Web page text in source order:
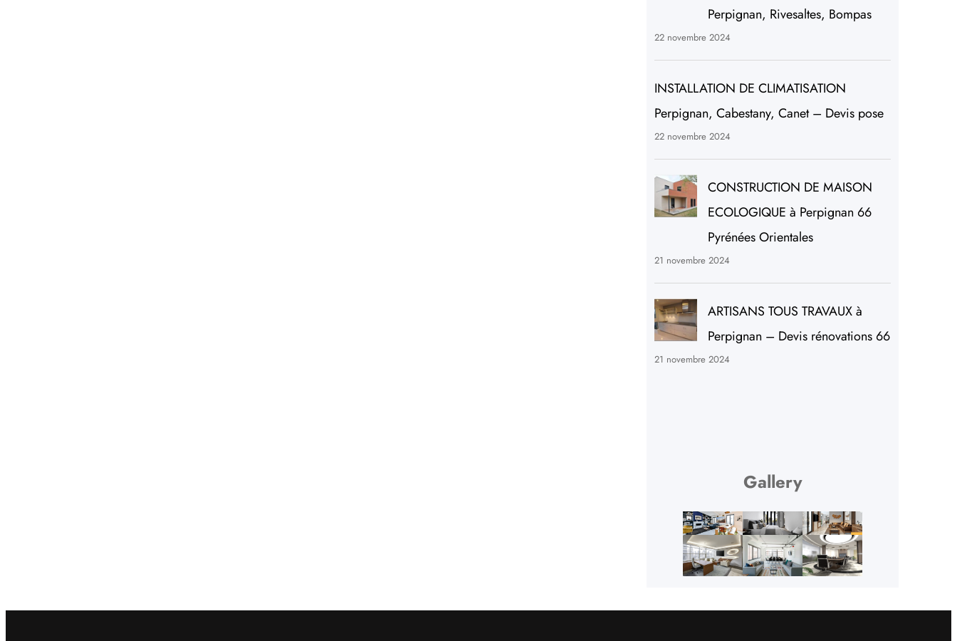
Perpignan, Rivesaltes, Bompas
22 novembre 2024
INSTALLATION DE CLIMATISATION
Perpignan, Cabestany, Canet – Devis pose
22 novembre 2024
CONSTRUCTION DE MAISON
ECOLOGIQUE à Perpignan 66
Pyrénées Orientales
21 novembre 2024
ARTISANS TOUS TRAVAUX à
Perpignan – Devis rénovations 66
21 novembre 2024
Gallery